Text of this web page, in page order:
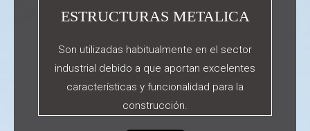
ESTRUCTURAS METALICA
Son utilizadas habitualmente en el sector
industrial debido a que aportan excelentes
características y funcionalidad para la
construcción.